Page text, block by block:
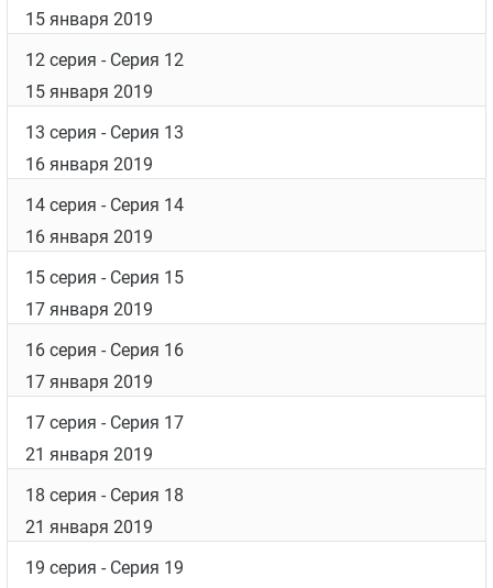
15 января 2019
12 серия - Серия 12
15 января 2019
13 серия - Серия 13
16 января 2019
14 серия - Серия 14
16 января 2019
15 серия - Серия 15
17 января 2019
16 серия - Серия 16
17 января 2019
17 серия - Серия 17
21 января 2019
18 серия - Серия 18
21 января 2019
19 серия - Серия 19